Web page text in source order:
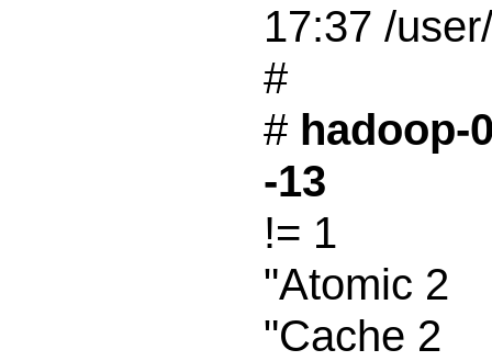
17:37 /
#
# hadoop-
-13
!= 1
"Atomic 2
"Cache 2